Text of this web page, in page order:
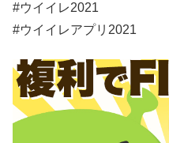
#ウイイレ2021
#ウイイレアプリ2021